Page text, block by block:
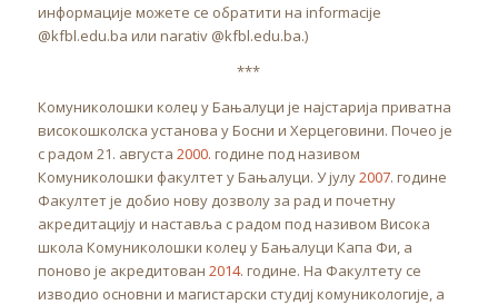
информације можете се обратити на informacije
@kfbl.edu.ba или narativ @kfbl.edu.ba.)
***
Комуниколошки колеџ у Бањалуци је најстарија приватна
високошколска установа у Босни и Херцеговини. Почео је
с радом 21. августа 2000. године под називом
Комуниколошки факултет у Бањалуци. У јулу2007. године
Факултет је добио нову дозволу за рад и почетну
акредитацију и наставља с радом под називом Висока
школа Комуниколошки колеџ у Бањалуци Капа Фи, а
поново је акредитован 2014. године. На Факултету се
изводио основни и магистарски студиј комуникологије, а